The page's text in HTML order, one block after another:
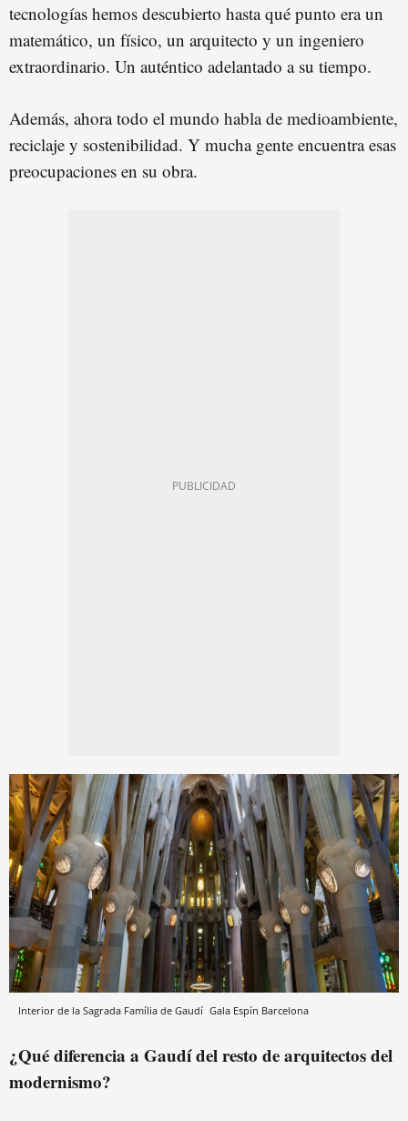
tecnologías hemos descubierto hasta qué punto era un
matemático, un físico, un arquitecto y un ingeniero
extraordinario. Un auténtico adelantado a su tiempo.
Además, ahora todo el mundo habla de medioambiente,
reciclaje y sostenibilidad. Y mucha gente encuentra esas
preocupaciones en su obra.
Interior de la Sagrada Família de Gaudí Gala Espín Barcelona
¿Qué diferencia a Gaudí del resto de arquitectos del
modernismo?